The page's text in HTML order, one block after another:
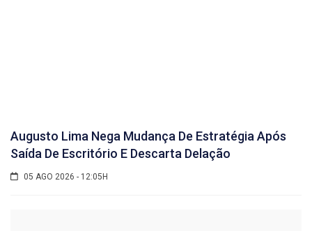
Augusto Lima Nega Mudança De Estratégia Após
Saída De Escritório E Descarta Delação
05 AGO 2026 - 12:05H